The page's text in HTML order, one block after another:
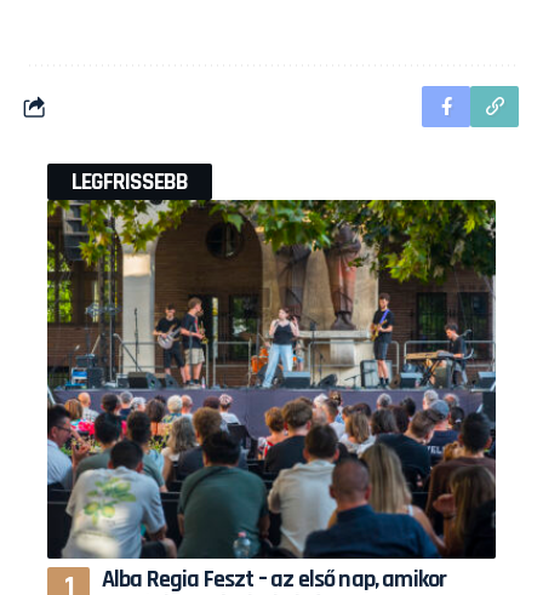
LEGFRISSEBB
Alba Regia Feszt – az első nap, amikor